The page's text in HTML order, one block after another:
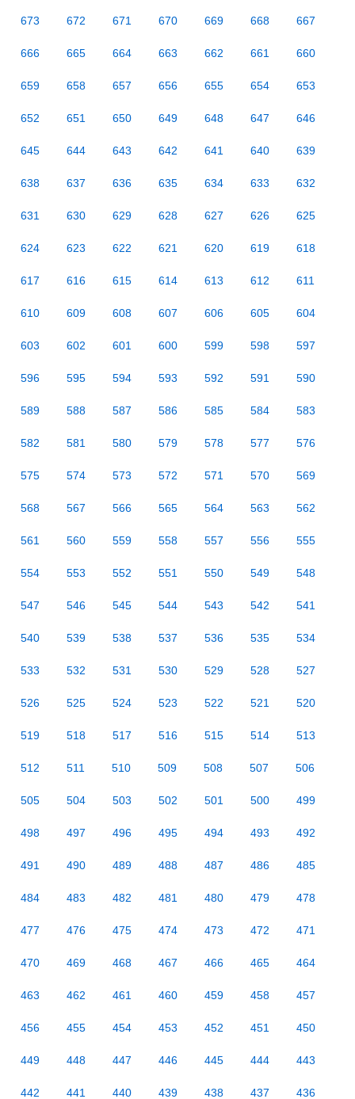
673 672 671 670 669 668 667
666 665 664 663 662 661 660
659 658 657 656 655 654 653
652 651 650 649 648 647 646
645 644 643 642 641 640 639
638 637 636 635 634 633 632
631 630 629 628 627 626 625
624 623 622 621 620 619 618
617 616 615 614 613 612 611
610 609 608 607 606 605 604
603 602 601 600 599 598 597
596 595 594 593 592 591 590
589 588 587 586 585 584 583
582 581 580 579 578 577 576
575 574 573 572 571 570 569
568 567 566 565 564 563 562
561 560 559 558 557 556 555
554 553 552 551 550 549 548
547 546 545 544 543 542 541
540 539 538 537 536 535 534
533 532 531 530 529 528 527
526 525 524 523 522 521 520
519 518 517 516 515 514 513
512 511 510 509 508 507 506
505 504 503 502 501 500 499
498 497 496 495 494 493 492
491 490 489 488 487 486 485
484 483 482 481 480 479 478
477 476 475 474 473 472 471
470 469 468 467 466 465 464
463 462 461 460 459 458 457
456 455 454 453 452 451 450
449 448 447 446 445 444 443
442 441 440 439 438 437 436